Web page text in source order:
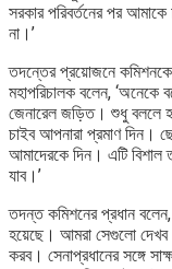
সরকার পরিবর্তনের পর
না।’
তদন্তের প্রয়োজনে কমিশনকে
মহাপরিচালক বলেন,
জেনারেল জড়িত। শুধু বললে
চাইব আপনারা প্রমাণ দিন।
আমাদেরকে দিন। এটি
যাব।’
তদন্ত কমিশনের প্রধান
হয়েছে। আমরা সেগুলো
করব। সেনাপ্রধানের সঙ্গে